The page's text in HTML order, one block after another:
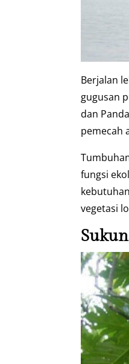
Berjalan
gugusan
dan
pemecah
fungsi
vegetasi